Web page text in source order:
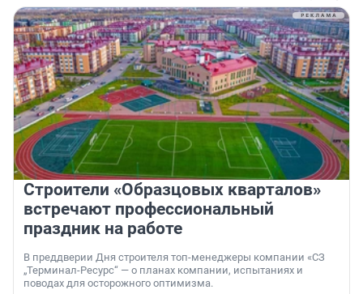
Строители «Образцовых кварталов»
встречают профессиональный
праздник на работе
В преддверии Дня строителя топ-менеджеры компании «СЗ
„Терминал-Ресурс“ — о планах компании, испытаниях и
поводах для осторожного оптимизма.